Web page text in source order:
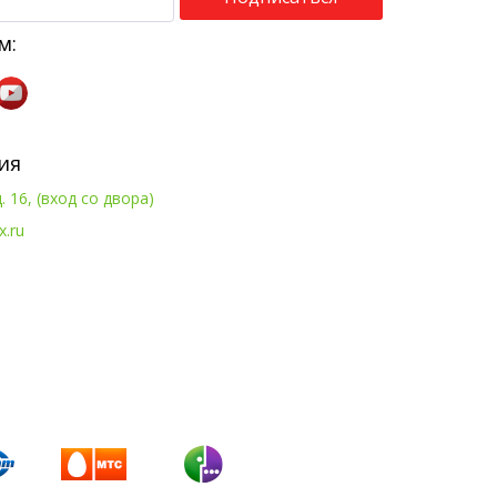
16, (вход со двора)